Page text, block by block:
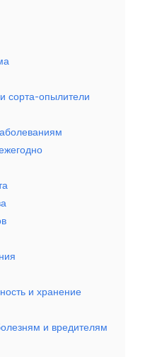
сорта-опылители
и хранение
и вредителям